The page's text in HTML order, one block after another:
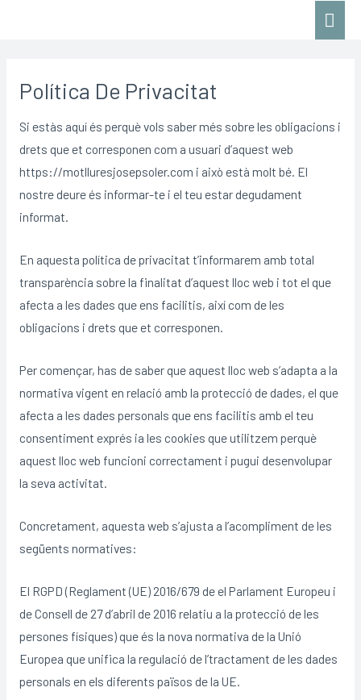
Política De Privacitat
Si estàs aquí és perquè vols saber més sobre les obligacions i
drets que et corresponen com a usuari d’aquest web
https://motlluresjosepsoler.com i això està molt bé. El
nostre deure és informar-te i el teu estar degudament
informat.
En aquesta política de privacitat t’informarem amb total
transparència sobre la finalitat d’aquest lloc web i tot el que
afecta a les dades que ens facilitis, així com de les
obligacions i drets que et corresponen.
Per començar, has de saber que aquest lloc web s’adapta a la
normativa vigent en relació amb la protecció de dades, el que
afecta a les dades personals que ens facilitis amb el teu
consentiment exprés ia les cookies que utilitzem perquè
aquest lloc web funcioni correctament i pugui desenvolupar
la seva activitat.
Concretament, aquesta web s’ajusta a l’acompliment de les
següents normatives:
El RGPD (Reglament (UE) 2016/679 de el Parlament Europeu i
de Consell de 27 d’abril de 2016 relatiu a la protecció de les
persones físiques) que és la nova normativa de la Unió
Europea que unifica la regulació de l’tractament de les dades
personals en els diferents països de la UE.